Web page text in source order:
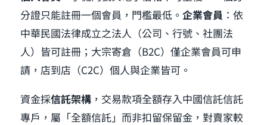
分證只能註冊一個會員，門檻最低。企業會員 ：依
中華民國法律成立之法人（公司、行號、社團法
人）皆可註冊；大宗寄倉（B2C）僅企業會員可申
請，店到店（C2C）個人與企業皆可。
資金採信託架構 ，交易款項全額存入中國信託信託
專戶，屬「全額信託」而非扣留保留金，對賣家較